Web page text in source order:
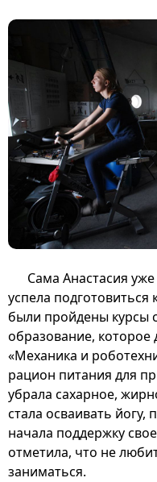
Сама Анастасия
успела
были пройдены курсы
образование, которое
«Механика и
рацион питания для
убрала сахарное,
стала осваивать йогу,
начала поддержку
отметила, что не
заниматься.